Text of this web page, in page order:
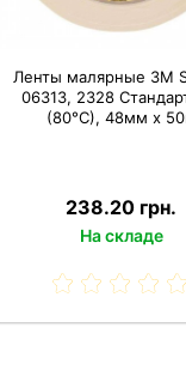
Ленты малярные 3M
06313, 2328
(80°С), 48мм x
238.20 грн.
На складе